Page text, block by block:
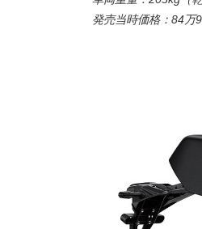
発売当時価格：84万